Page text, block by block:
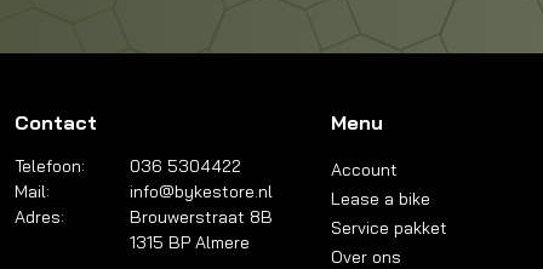
Contact
Telefoon:
036 5304422
Mail:
info@bykestore.nl
Adres:
Brouwerstraat 8B
1315 BP Almere
Menu
Account
Lease a bike
Service pakket
Over ons